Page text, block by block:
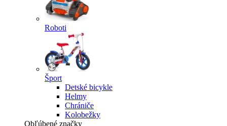
Roboti
Šport
Detské bicykle
Helmy
Chrániče
Kolobežky
Obľúbené značky